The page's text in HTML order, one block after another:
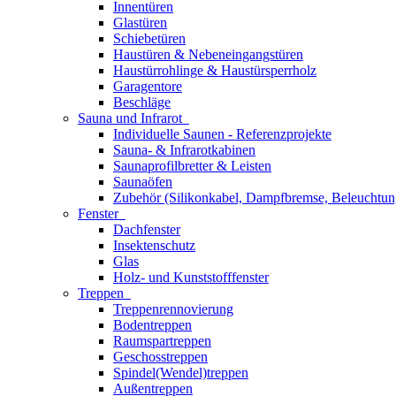
Innentüren
Glastüren
Schiebetüren
Haustüren & Nebeneingangstüren
Haustürrohlinge & Haustürsperrholz
Garagentore
Beschläge
Sauna und Infrarot
Individuelle Saunen - Referenzprojekte
Sauna- & Infrarotkabinen
Saunaprofilbretter & Leisten
Saunaöfen
Zubehör (Silikonkabel, Dampfbremse,
Fenster
Dachfenster
Insektenschutz
Glas
Holz- und Kunststofffenster
Treppen
Treppenrennovierung
Bodentreppen
Raumspartreppen
Geschosstreppen
Spindel(Wendel)treppen
Außentreppen